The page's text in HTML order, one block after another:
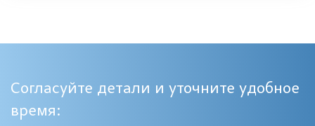
Согласуйте детали и уточните удобное
время: